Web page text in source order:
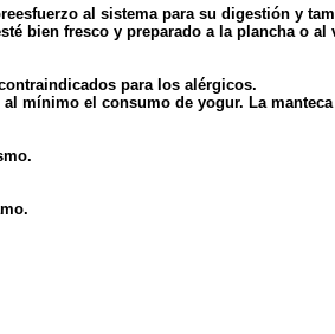
al sistema para su digestión y
bien fresco y preparado a la plancha o
para los alérgicos.
mínimo el consumo de yogur. La